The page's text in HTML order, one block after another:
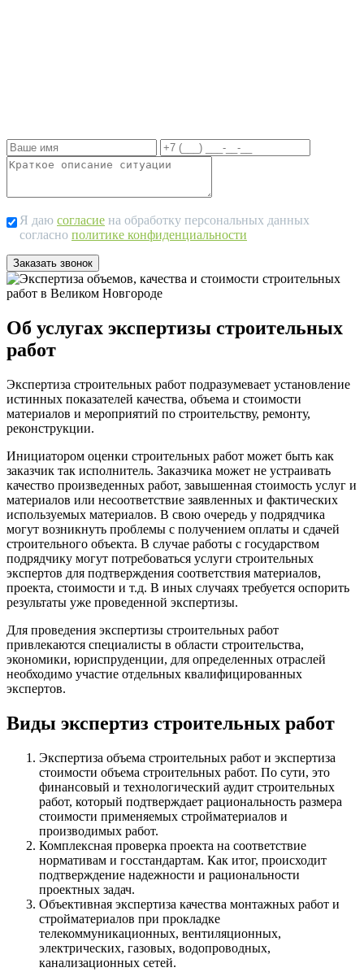
Я даю согласие на обработку персональных данных
согласно политике конфиденциальности
Об услугах экспертизы строительных
работ
Экспертиза строительных работ подразумевает установление
истинных показателей качества, объема и стоимости
материалов и мероприятий по строительству, ремонту,
реконструкции.
Инициатором оценки строительных работ может быть как
заказчик так исполнитель. Заказчика может не устраивать
качество произведенных работ, завышенная стоимость услуг и
материалов или несоответствие заявленных и фактических
используемых материалов. В свою очередь у подрядчика
могут возникнуть проблемы с получением оплаты и сдачей
строительного объекта. В случае работы с государством
подрядчику могут потребоваться услуги строительных
экспертов для подтверждения соответствия материалов,
проекта, стоимости и т.д. В иных случаях требуется оспорить
результаты уже проведенной экспертизы.
Для проведения экспертизы строительных работ
привлекаются специалисты в области строительства,
экономики, юриспруденции, для определенных отраслей
необходимо участие отдельных квалифицированных
экспертов.
Виды экспертиз строительных работ
Экспертиза объема строительных работ и экспертиза
стоимости объема строительных работ. По сути, это
финансовый и технологический аудит строительных
работ, который подтверждает рациональность размера
стоимости применяемых стройматериалов и
производимых работ.
Комплексная проверка проекта на соответствие
нормативам и госстандартам. Как итог, происходит
подтверждение надежности и рациональности
проектных задач.
Объективная экспертиза качества монтажных работ и
стройматериалов при прокладке
телекоммуникационных, вентиляционных,
электрических, газовых, водопроводных,
канализационных сетей.